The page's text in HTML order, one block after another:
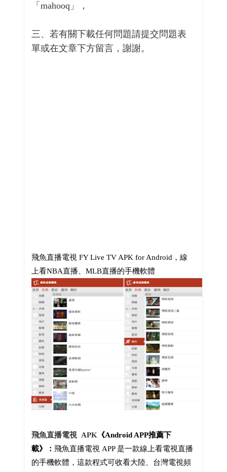
「mahooq」，
三、若有關下載任何問題請提交問題表
單或在文章下方留言，謝謝。
飛魚直播電視 FY Live TV APK for Android，線
上看NBA直播、MLB直播的手機軟體
飛魚直播電視 APK《Android APP推薦下
載》： 飛魚直播電視 APP 是一款線上看電視直播
的手機軟體，這款程式可收看大陸、台灣電視頻